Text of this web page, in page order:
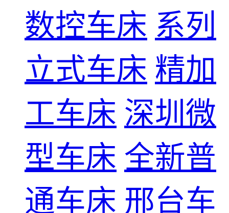
数控车床 系列
立式车床 精加
工车床 深圳微
型车床 全新普
通车床 邢台车